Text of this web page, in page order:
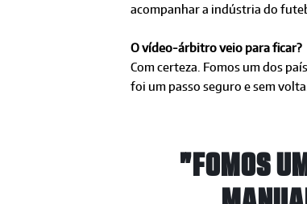
acompanhar a indústria do
O vídeo-árbitro veio para ficar?
Com certeza. Fomos um dos
foi um passo seguro e sem
"FOMOS